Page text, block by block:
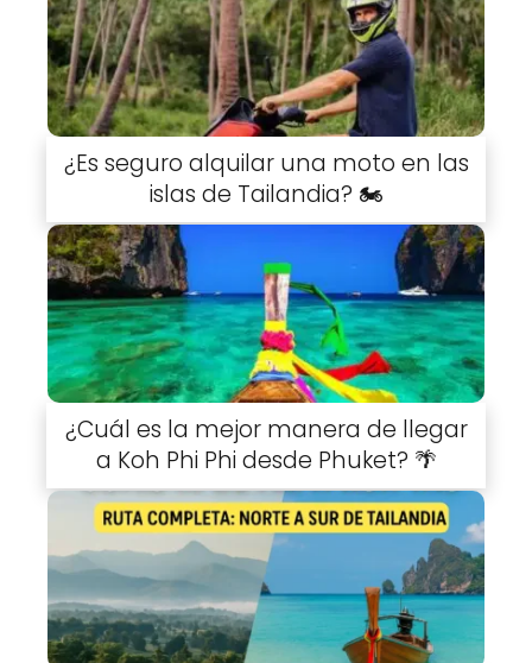
¿Es seguro alquilar una moto en las
islas de Tailandia? 🏍️
¿Cuál es la mejor manera de llegar
a Koh Phi Phi desde Phuket? 🌴